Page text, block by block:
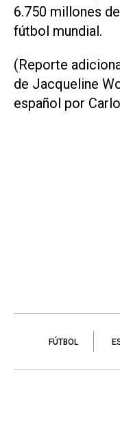
6.750 millones
fútbol mundial.
(Reporte
de Jacqueline
español por
FÚTBOL